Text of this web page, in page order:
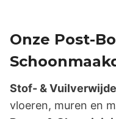
Onze Post-
Stof- &
vloeren, muren en